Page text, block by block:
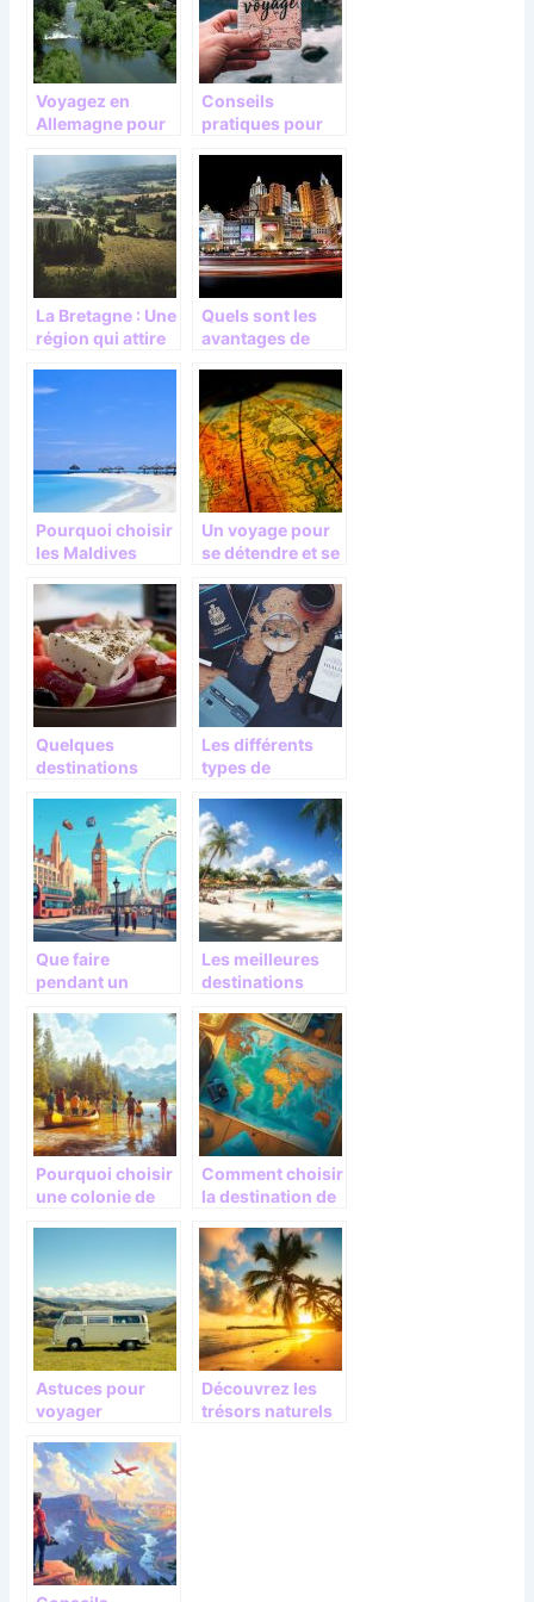
Voyagez en
Allemagne pour
découvertes
Conseils
pratiques pour
La Bretagne : Une
région qui attire
Quels sont les
avantages de
Pourquoi choisir
les Maldives
prochaines
vacances ?
Un voyage pour
se détendre et se
Quelques
destinations
à découvrir
Les différents
types de
touristiques
Que faire
pendant un
Londres ?
Découvrez-le sur
le blog
Partiraularge.co
m
Les meilleures
destinations
soleil en janvier
Pourquoi choisir
une colonie de
Comment choisir
la destination de
voyage
Astuces pour
voyager
t en Europe en
camping-car
Découvrez les
trésors naturels